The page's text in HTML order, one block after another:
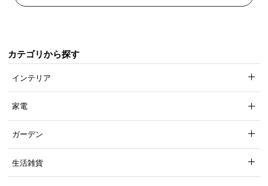
カテゴリから探す
インテリア
家電
ガーデン
生活雑貨